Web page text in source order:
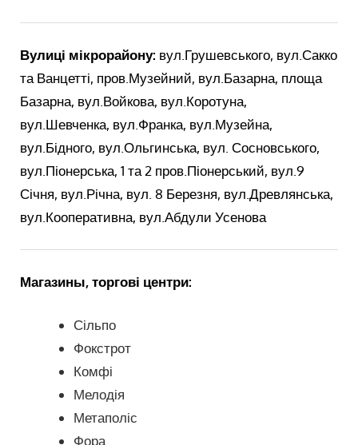
Вулиці мікрорайону: вул.Грушевського, вул.Сакко
та Ванцетті, пров.Музейний, вул.Базарна, площа
Базарна, вул.Войкова, вул.Коротуна,
вул.Шевченка, вул.Франка, вул.Музейна,
вул.Бідного, вул.Ольгинська, вул. Сосновського,
вул.Піонерська, 1 та 2 пров.Піонерський, вул.9
Січня, вул.Річна, вул. 8 Березня, вул.Древлянська,
вул.Кооперативна, вул.Абдули Усенова
Магазины, торгові центри:
Сільпо
Фокстрот
Комфі
Мелодія
Метаполіс
Фора